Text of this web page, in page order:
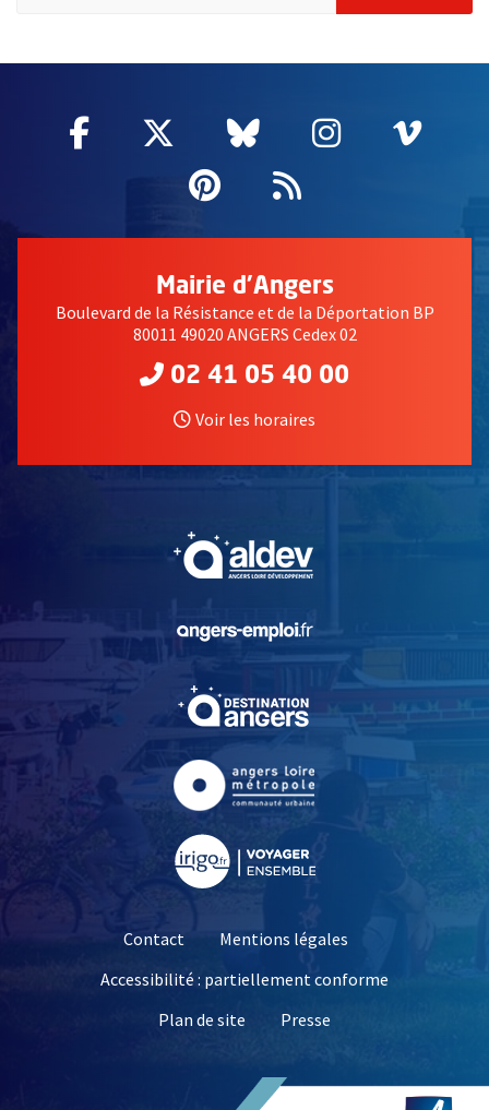
Facebook
, Ouvre une nouvelle fenêtre
Twitter
, Ouvre une nouvelle
Bluesky
, Ouvre une
Instagram
, Ouvre
,
Pinterest
, Ouvre une
Flux RSS
Mairie d'Angers
Boulevard de la Résistance et de la Déportation BP
80011 49020 ANGERS Cedex 02
02 41 05 40 00
Voir les horaires
, Ouvre une nouvelle
, Ouvre une nouvelle
Contact
Mentions légales
Accessibilité : partiellement conforme
Plan de site
Presse